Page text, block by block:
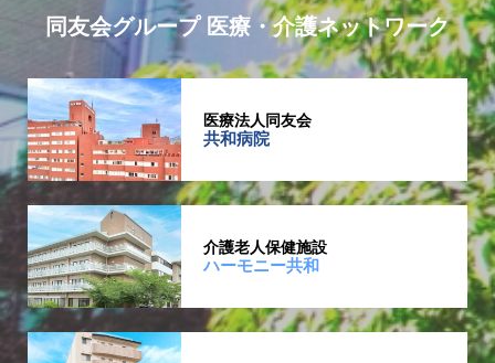
同友会グループ 医療・介護ネットワーク
医療法人同友会
共和病院
介護老人保健施設
ハーモニー共和